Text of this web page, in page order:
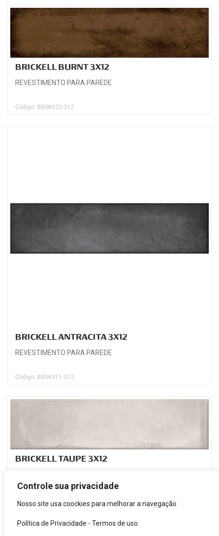
Controle sua privacidade
Nosso site usa coockies para melhorar a navegação
Política de Privacidade - Termos de uso
BRICKELL BURNT 3X12
REVESTIMENTO PARA PAREDE
Código: BRIW022-312
BRICKELL ANTRACITA 3X12
REVESTIMENTO PARA PAREDE
Código: BRIW311-312
BRICKELL TAUPE 3X12